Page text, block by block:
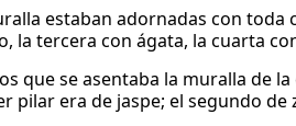
estaban adornadas con
la tercera con ágata, la cuarta
que se asentaba la muralla de
pilar era de jaspe; el segundo